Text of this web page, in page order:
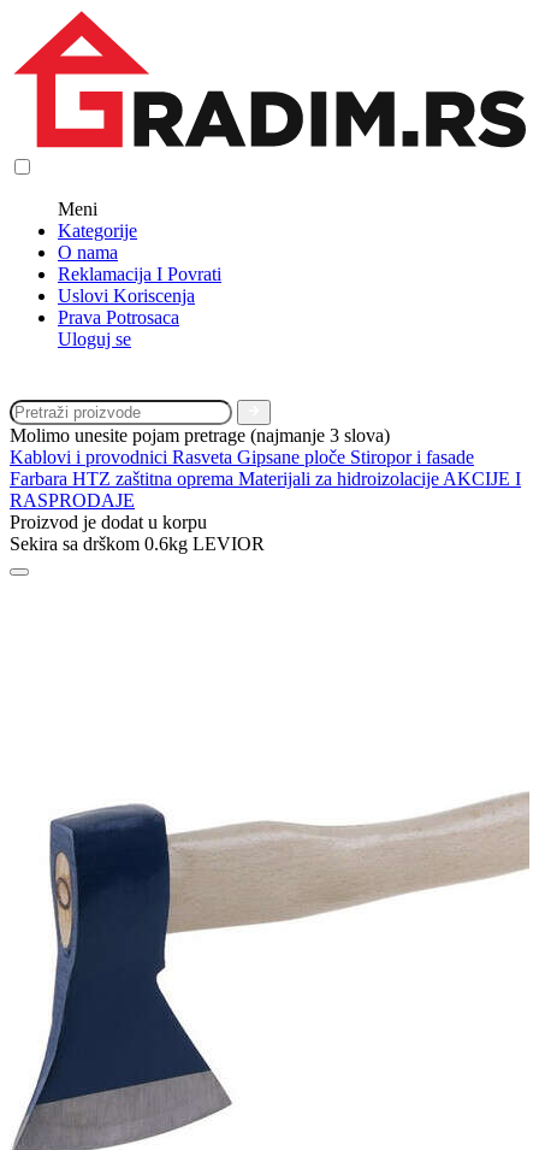
Meni
Kategorije
O nama
Reklamacija I Povrati
Uslovi Koriscenja
Prava Potrosaca
Uloguj se
Molimo unesite pojam pretrage (najmanje 3 slova)
Kablovi i provodnici Rasveta Gipsane ploče Stiropor i fasade
Farbara HTZ zaštitna oprema Materijali za hidroizolacije AKCIJE I
RASPRODAJE
Proizvod je dodat u korpu
Sekira sa drškom 0.6kg LEVIOR